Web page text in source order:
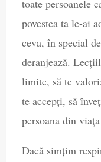
toate persoanele
povestea ta le-ai
ceva, în special
deranjează.
limite, să te
te accepți, să
persoana din
Dacă simțim